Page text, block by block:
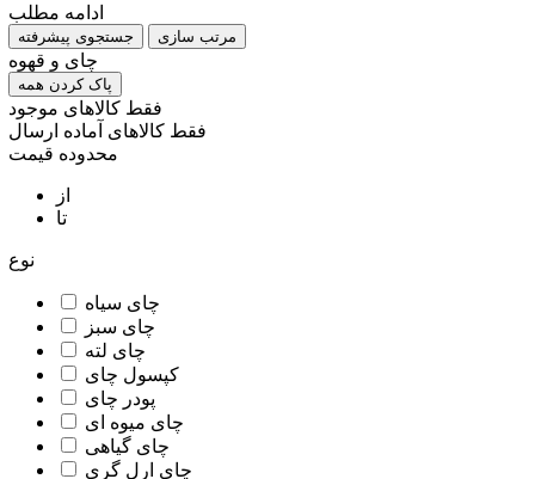
ادامه مطلب
جستجوی پیشرفته مرتب سازی
چای و قهوه
پاک کردن همه
فقط کالاهای موجود
فقط کالاهای آماده ارسال
محدوده قیمت
از
تا
نوع
چای سیاه
چای سبز
چای لته
کپسول چای
پودر چای
چای میوه ای
چای گیاهی
چای ارل گری